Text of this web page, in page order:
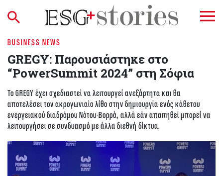
BUSINESS NEWS
GREGY: Παρουσιάστηκε στο
“PowerSummit 2024” στη Σόφια
Το GREGY έχει σχεδιαστεί να λειτουργεί ανεξάρτητα και θα
αποτελέσει τον ακρογωνιαίο λίθο στην δημιουργία ενός κάθετου
ενεργειακού διαδρόμου Νότου-Βορρά, αλλά εάν απαιτηθεί μπορεί να
λειτουργήσει σε συνδυασμό με άλλα διεθνή δίκτυα.